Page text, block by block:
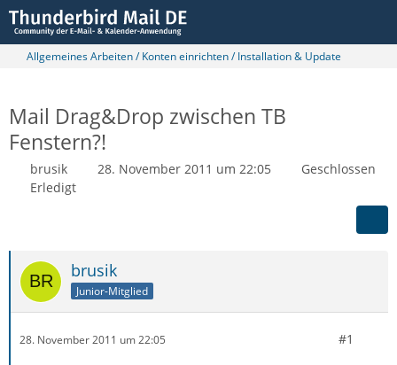
Allgemeines Arbeiten / Konten einrichten / Installation & Update
Mail Drag&Drop zwischen TB
Fenstern?!
brusik 28. November 2011 um 22:05
Geschlossen
Erledigt
brusik
Junior-Mitglied
28. November 2011 um 22:05 #1